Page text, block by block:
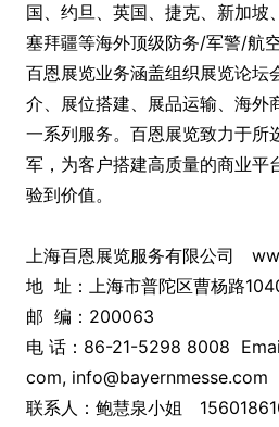
国、约旦、英国、捷克、新加坡
塞拜疆等海外顶级防务/军警/航
百恩展览业务涵盖组织展览论坛
介、展位搭建、展品运输、海外
一系列服务。百恩展览致力于所
军，为客户搭建高质量的商业平
验到价值。
上海百恩展览服务有限公司
地 址：上海市普陀区曹杨路
邮 编：200063
电 话：86-21-5298 8008
com, info@bayernmesse.com
联系人：鲍慧泉小姐